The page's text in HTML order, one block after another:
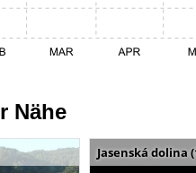
Nähe
Jasenská dolina